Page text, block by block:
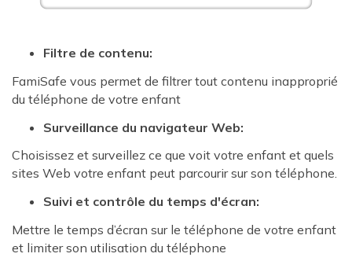
Filtre de contenu:
FamiSafe vous permet de filtrer tout contenu inapproprié
du téléphone de votre enfant
Surveillance du navigateur Web:
Choisissez et surveillez ce que voit votre enfant et quels
sites Web votre enfant peut parcourir sur son téléphone.
Suivi et contrôle du temps d'écran:
Mettre le temps d’écran sur le téléphone de votre enfant
et limiter son utilisation du téléphone